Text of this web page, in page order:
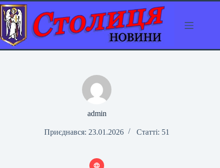
Перейти
до
вмісту
admin
Приєднався: 23.01.2026 Статті: 51